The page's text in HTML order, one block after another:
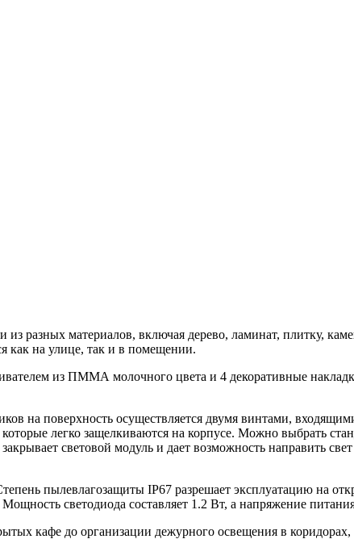
разных материалов, включая дерево, ламинат, плитку,
как на улице, так и в помещении.
из ПММА молочного цвета и 4 декоративные
на поверхность осуществляется двумя винтами,
легко защелкиваются на корпусе. Можно выбрать
световой модуль и дает возможность направить
пылевлагозащиты IP67 разрешает эксплуатацию на
светодиода составляет 1.2 Вт, а напряжение
кафе до организации дежурного освещения в